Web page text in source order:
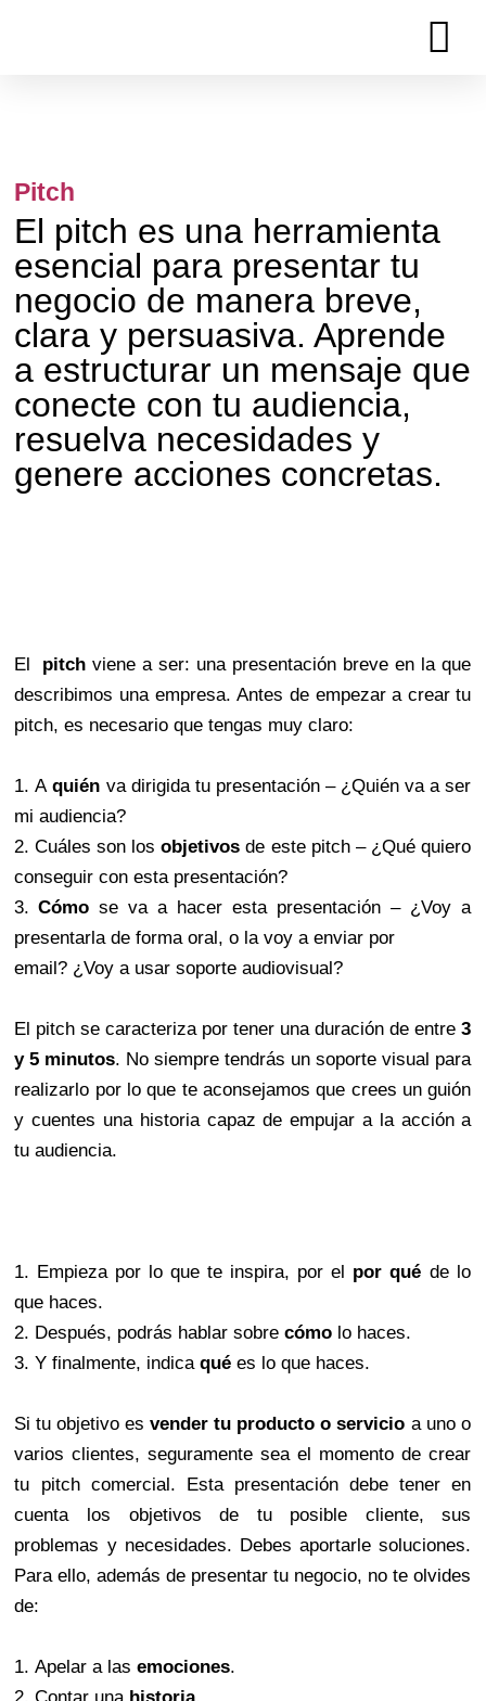
Pitch
El pitch es una herramienta
esencial para presentar tu
negocio de manera breve,
clara y persuasiva. Aprende
a estructurar un mensaje que
conecte con tu audiencia,
resuelva necesidades y
genere acciones concretas.
El pitch viene a ser: una presentación breve en la que
describimos una empresa. Antes de empezar a crear tu
pitch, es necesario que tengas muy claro:
1. Aquién va dirigida tu presentación – ¿Quién va a ser
mi audiencia?
2. Cuáles son losobjetivosde este pitch – ¿Qué quiero
conseguir con esta presentación?
3.Cómose va a hacer esta presentación – ¿Voy a
presentarla de forma oral, o la voy a enviar por
email? ¿Voy a usar soporte audiovisual?
El pitch se caracteriza por tener una duración de entre3
y 5 minutos. No siempre tendrás un soporte visual para
realizarlo por lo que te aconsejamos que crees un guión
y cuentes una historia capaz de empujar a la acción a
tu audiencia.
1. Empieza por lo que te inspira, por el por qué de lo
que haces.
2. Después, podrás hablar sobre cómo lo haces.
3. Y finalmente, indicaqué es lo que haces.
Si tu objetivo esvender tu producto o servicio a uno o
varios clientes, seguramente sea el momento de crear
tu pitch comercial. Esta presentación debe tener en
cuenta los objetivos de tu posible cliente, sus
problemas y necesidades. Debes aportarle soluciones.
Para ello, además de presentar tu negocio, no te olvides
de:
1. Apelar a lasemociones.
2. Contar una historia.